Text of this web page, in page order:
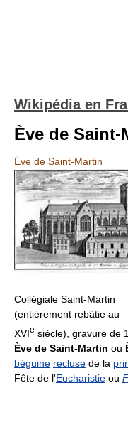
Wikipédia en
Ève de Saint-
Ève de Saint-Martin
Collégiale Saint-Martin
(entièrement rebâtie au
XVIe siècle), gravure de
Ève de Saint-Martin ou
béguine recluse de la
Fête de l'Eucharistie ou